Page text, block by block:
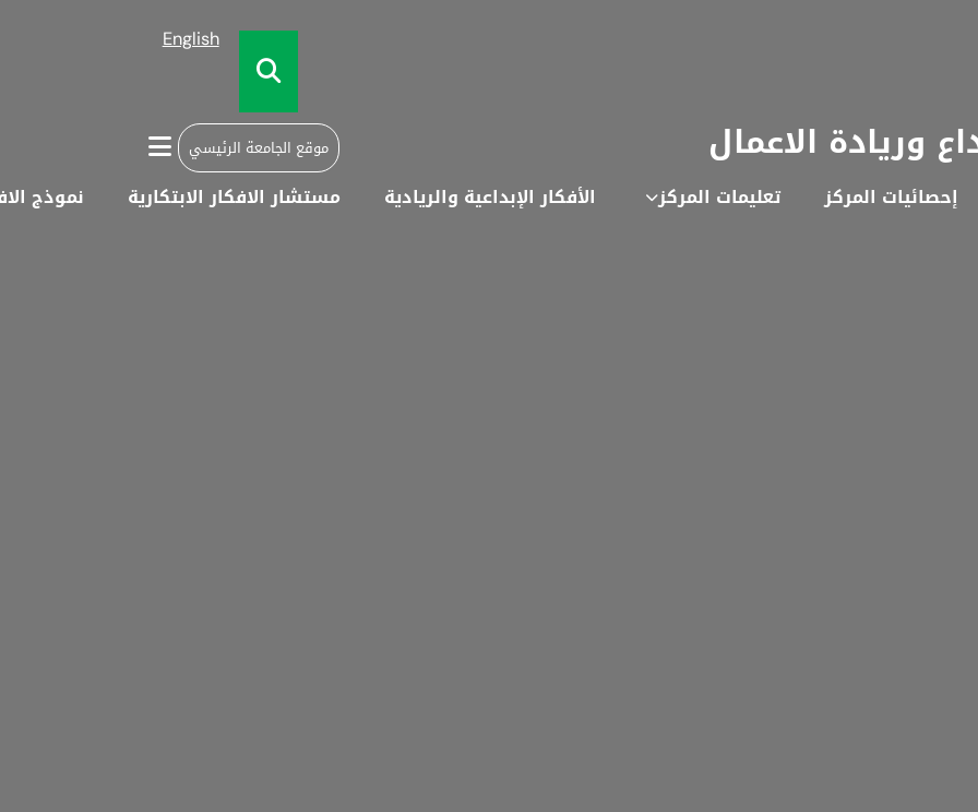
English
وريادة الاعمال موقع الجامعة الرئيسي
إحصائيات المركز تعليمات المركز الأفكار الإبداعية والريادية مستشار الافكار الابتكارية نموذج